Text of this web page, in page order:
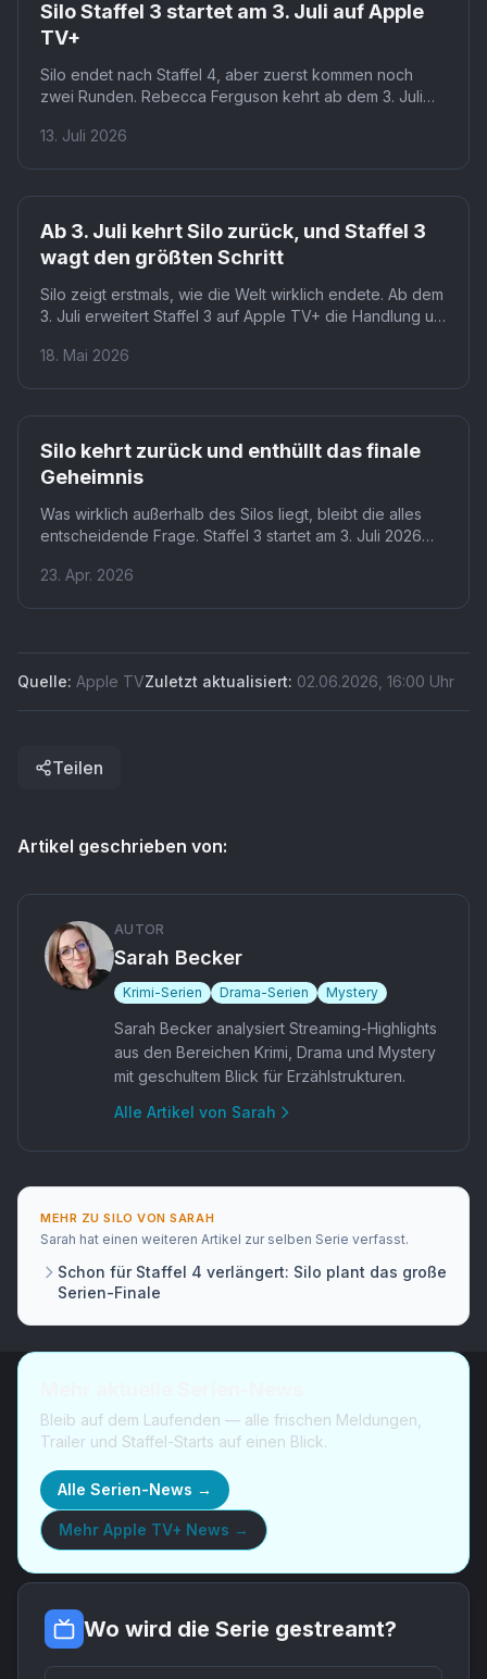
Silo Staffel 3 startet am 3. Juli auf Apple
TV+
Silo endet nach Staffel 4, aber zuerst kommen noch
zwei Runden. Rebecca Ferguson kehrt ab dem 3. Juli
4. September. Für Fans bedeutet das: Die Uhr läuft, die
13. Juli 2026
Ab 3. Juli kehrt Silo zurück, und Staffel 3
wagt den größten Schritt
Silo zeigt erstmals, wie die Welt wirklich endete. Ab dem
3. Juli erweitert Staffel 3 auf Apple TV+ die Handlung um
Juliette Nichols an der Spitze. Wer zwei Staffeln lang auf
18. Mai 2026
Silo kehrt zurück und enthüllt das finale
Geheimnis
Was wirklich außerhalb des Silos liegt, bleibt die alles
entscheidende Frage. Staffel 3 startet am 3. Juli 2026
"Dust". Ob die Serie das Ende der Bücher übernimmt
23. Apr. 2026
Quelle: Apple TVZuletzt aktualisiert: 02.06.2026 16:00 Uhr
Teilen
Artikel geschrieben von:
AUTOR
Sarah Becker
Krimi-Serien Drama-Serien Mystery
Sarah Becker analysiert Streaming-Highlights
aus den Bereichen Krimi, Drama und Mystery
mit geschultem Blick für Erzählstrukturen.
Alle Artikel von Sarah
MEHR ZUSILO VONSARAH
Sarah hat einen weiteren Artikel zur selben Serie verfasst.
Schon für Staffel 4 verlängert: Silo plant das große
Serien-Finale
Bleib auf dem Laufenden — alle frischen Meldungen,
Trailer und Staffel-Starts auf einen Blick.
Alle Serien-News →
Mehr Apple TV+ News →
Wo wird die Serie gestreamt?